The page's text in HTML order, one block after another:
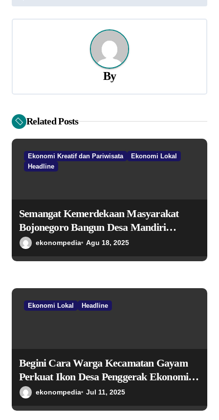
i
i
p
o
By
Related Posts
Ekonomi Kreatif dan Pariwisata
Ekonomi Lokal
Headline
Semangat Kemerdekaan Masyarakat
Bojonegoro Bangun Desa Mandiri
Ekonomi
ekonompedia Agu 18, 2025
Ekonomi Lokal Headline
Begini Cara Warga Kecamatan Gayam
Perkuat Ikon Desa Penggerak Ekonomi
Lokal Melalui TPID
ekonompedia Jul 11, 2025